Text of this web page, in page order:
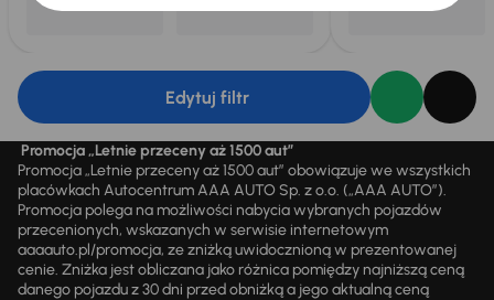
Edytuj filtr
Promocja „Letnie przeceny aż 1500 aut”
Promocja „Letnie przeceny aż 1500 aut” obowiązuje we wszystkich
placówkach Autocentrum AAA AUTO Sp. z o.o. („AAA AUTO”).
Promocja polega na możliwości nabycia wybranych pojazdów
przecenionych, wskazanych w serwisie internetowym
aaaauto.pl/promocja, ze zniżką uwidocznioną w prezentowanej
cenie. Zniżka jest obliczana jako różnica pomiędzy najniższą ceną
danego pojazdu z 30 dni przed obniżką a jego aktualną ceną